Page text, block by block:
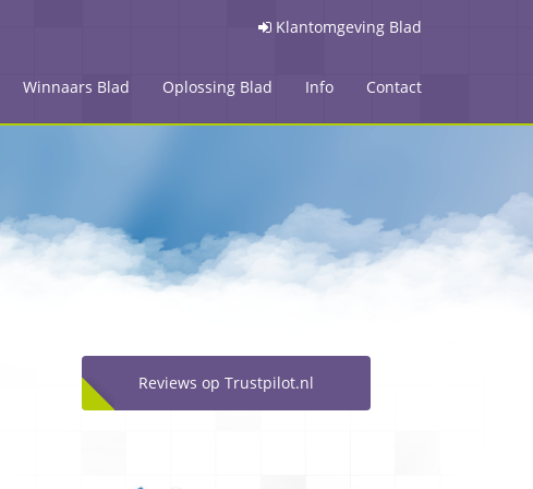
Klantomgeving Blad
Winnaars Blad Oplossing Blad Info Contact
Reviews op Trustpilot.nl